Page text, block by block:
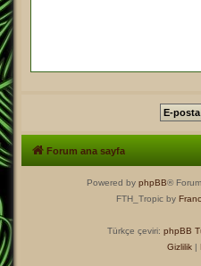
Forum ana sayfa
Powered by phpBB®
FTH_Tropic by
Türkçe çeviri: phpBB
Gizlilik |